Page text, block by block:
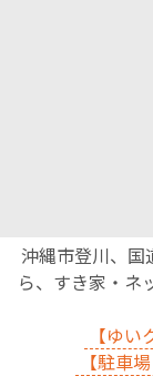
沖縄市登川、
ら、すき家・ネ
【ゆ
【駐車